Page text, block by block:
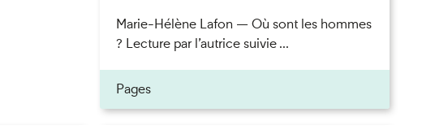
Marie-Hélène Lafon — Où sont les hommes
? Lecture par l’autrice suivie ...
Pages
banner